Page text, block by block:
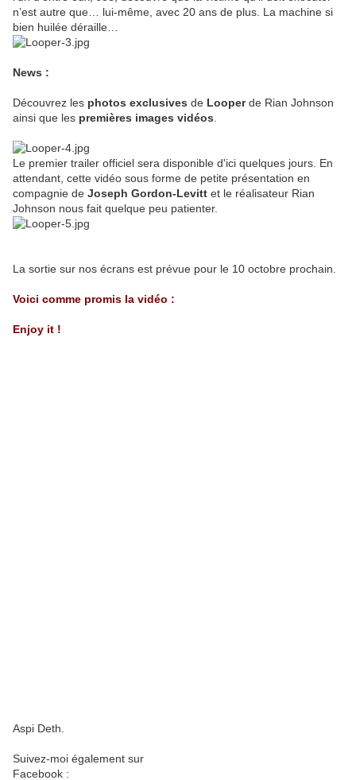
n’est autre que… lui-même, avec 20 ans de plus. La machine si
bien huilée déraille…
News :
Découvrez les photos exclusives de Looperde Rian Johnson
ainsi que les premières images vidéos
Le premier trailer officiel sera disponible d'ici quelques jours. En
attendant, cette vidéo sous forme de petite présentation en
compagnie de Joseph Gordon-Levitt et le réalisateur Rian
Johnson nous fait quelque peu patienter.
La sortie sur nos écrans est prévue pour le 10 octobre prochain.
Voici comme promis la vidéo :
Enjoy it !
Aspi Deth.
Suivez-moi également sur
Facebook :